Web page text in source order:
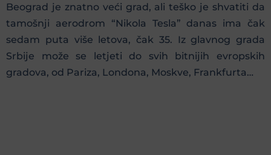
Beograd je znatno veći grad, ali teško je shvatiti da
tamošnji aerodrom “Nikola Tesla” danas ima čak
sedam puta više letova, čak 35. Iz glavnog grada
Srbije može se letjeti do svih bitnijih evropskih
gradova, od Pariza, Londona, Moskve, Frankfurta…